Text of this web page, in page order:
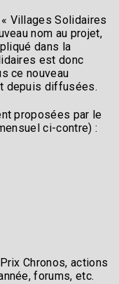
Villages Solidaires
nom au projet,
dans la
est donc
ce nouveau
depuis diffusées.
proposées par le
ci-contre) :
Chronos, actions
forums, etc.